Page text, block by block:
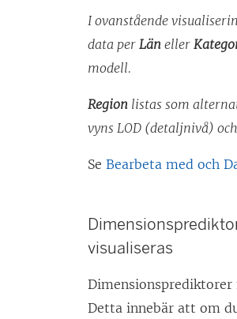
I ovanstående
data perLän eller
modell.
Region listas som
vyns LOD (detaljnivå)
SeBearbeta med och
visualiseras
Dimensionsprediktorer
Detta innebär att om